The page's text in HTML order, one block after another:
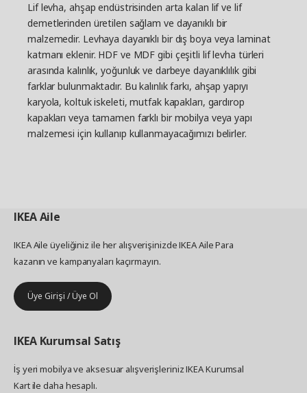
Lif levha, ahşap endüstrisinden arta kalan lif ve lif
demetlerinden üretilen sağlam ve dayanıklı bir
malzemedir. Levhaya dayanıklı bir dış boya veya laminat
katmanı eklenir. HDF ve MDF gibi çeşitli lif levha türleri
arasında kalınlık, yoğunluk ve darbeye dayanıklılık gibi
farklar bulunmaktadır. Bu kalınlık farkı, ahşap yapıyı
karyola, koltuk iskeleti, mutfak kapakları, gardırop
kapakları veya tamamen farklı bir mobilya veya yapı
malzemesi için kullanıp kullanmayacağımızı belirler.
IKEAAile
IKEA Aile üyeliğiniz ile her alışverişinizde IKEA Aile Para
kazanın ve kampanyaları kaçırmayın.
Üye Girişi / Üye Ol
IKEA Kurumsal Satış
İş yeri mobilya ve aksesuar alışverişleriniz IKEA Kurumsal
Kart ile daha hesaplı.